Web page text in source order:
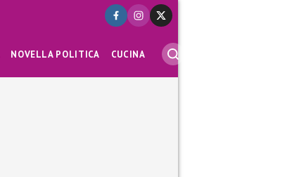
NOVELLA POLITICA CUCINA